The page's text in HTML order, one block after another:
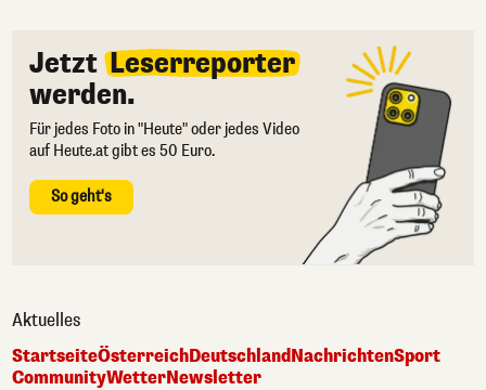
Jetzt Leserreporter
werden.
Für jedes Foto in "Heute" oder jedes Video
auf Heute.at gibt es 50 Euro.
So geht's
Aktuelles
StartseiteÖsterreichDeutschlandNachrichtenSport
CommunityWetterNewsletter